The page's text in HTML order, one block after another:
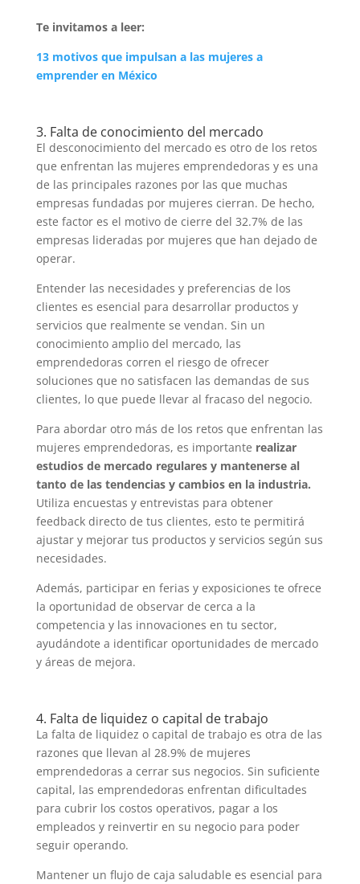
Te invitamos a leer:
13 motivos que impulsan a las mujeres a
emprender en México
3. Falta de conocimiento del mercado
El desconocimiento del mercado es otro de los retos
que enfrentan las mujeres emprendedoras y es una
de las principales razones por las que muchas
empresas fundadas por mujeres cierran. De hecho,
este factor es el motivo de cierre del 32.7% de las
empresas lideradas por mujeres que han dejado de
operar.
Entender las necesidades y preferencias de los
clientes es esencial para desarrollar productos y
servicios que realmente se vendan. Sin un
conocimiento amplio del mercado, las
emprendedoras corren el riesgo de ofrecer
soluciones que no satisfacen las demandas de sus
clientes, lo que puede llevar al fracaso del negocio.
Para abordar otro más de los retos que enfrentan las
mujeres emprendedoras, es importante realizar
estudios de mercado regulares y mantenerse al
tanto de las tendencias y cambios en la industria.
Utiliza encuestas y entrevistas para obtener
feedback directo de tus clientes, esto te permitirá
ajustar y mejorar tus productos y servicios según sus
necesidades.
Además, participar en ferias y exposiciones te ofrece
la oportunidad de observar de cerca a la
competencia y las innovaciones en tu sector,
ayudándote a identificar oportunidades de mercado
y áreas de mejora.
4. Falta de liquidez o capital de trabajo
La falta de liquidez o capital de trabajo es otra de las
razones que llevan al 28.9% de mujeres
emprendedoras a cerrar sus negocios. Sin suficiente
capital, las emprendedoras enfrentan dificultades
para cubrir los costos operativos, pagar a los
empleados y reinvertir en su negocio para poder
seguir operando.
Mantener un flujo de caja saludable es esencial para